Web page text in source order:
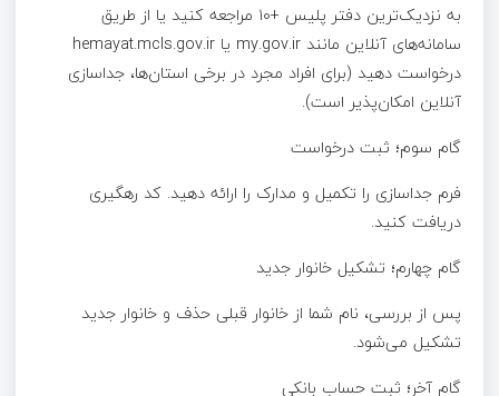
به نزدیک‌ترین دفتر پلیس +۱۰ مراجعه کنید یا از طریق
سامانه‌های آنلاین مانند my.gov.ir یا hemayat.mcls.gov.ir
درخواست دهید (برای افراد مجرد در برخی استان‌ها، جداسازی
آنلاین امکان‌پذیر است).
گام سوم؛ ثبت درخواست
فرم جداسازی را تکمیل و مدارک را ارائه دهید. کد رهگیری
دریافت کنید.
گام چهارم؛ تشکیل خانوار جدید
پس از بررسی، نام شما از خانوار قبلی حذف و خانوار جدید
تشکیل می‌شود.
گام آخر؛ ثبت حساب بانکی